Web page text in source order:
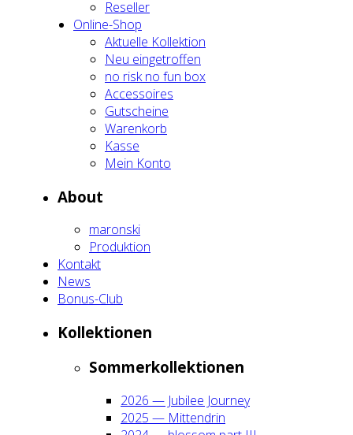
Resel­ler
Online-Shop
Aktu­el­le Kol­lek­ti­on
Neu ein­ge­trof­fen
no risk no fun box
Acces­soires
Gut­schei­ne
Waren­korb
Kas­se
Mein Kon­to
About
maron­ski
Pro­duk­ti­on
Kon­takt
News
Bonus-Club
Kol­lek­tio­nen
Som­mer­kol­lek­tio­nen
2026 — Jubi­lee Jour­ney
2025 — Mit­ten­drin